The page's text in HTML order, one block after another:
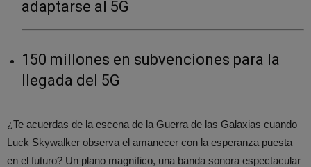
adaptarse al 5G
150 millones en subvenciones para la
llegada del 5G
¿Te acuerdas de la escena de la Guerra de las Galaxias cuando
Luck Skywalker observa el amanecer con la esperanza puesta
en el futuro? Un plano magnífico, una banda sonora espectacular